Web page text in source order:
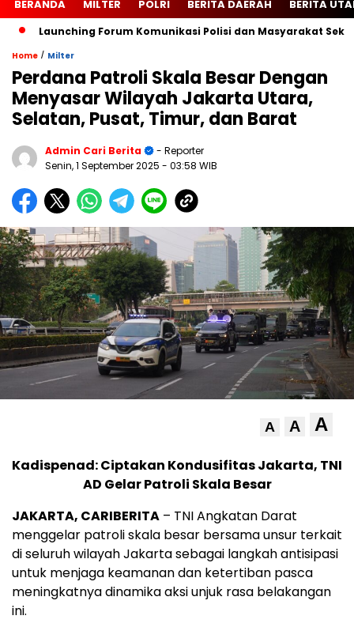
BERANDA MILTER POLRI BERITA DAERAH BERITA
Forum Komunikasi Polisi dan Masyarakat Sekolah
Home / Milter
Perdana Patroli Skala Besar Dengan
Menyasar Wilayah Jakarta Utara,
Selatan, Pusat, Timur, dan Barat
Admin Cari Berita
- Reporter
Senin, 1 September 2025 - 03:58 WIB
A A A
Kadispenad: Ciptakan Kondusifitas Jakarta, TNI
AD Gelar Patroli Skala Besar
JAKARTA, CARIBERITA – TNI Angkatan Darat
menggelar patroli skala besar bersama unsur terkait
di seluruh wilayah Jakarta sebagai langkah antisipasi
untuk menjaga keamanan dan ketertiban pasca
meningkatnya dinamika aksi unjuk rasa belakangan
ini.